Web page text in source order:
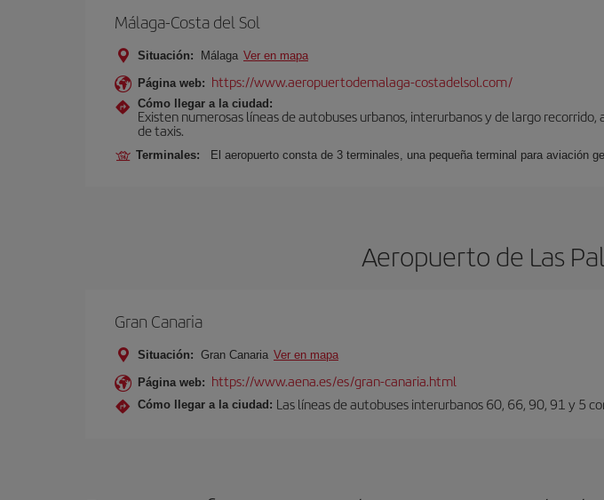
Málaga-Costa del Sol
Situación: Málaga Ver en mapa
Página web: https://www.aeropuertodemalaga-costadelsol.com/
Cómo llegar a la ciudad:
Existen numerosas líneas de autobuses urbanos, interurbanos y de largo
de taxis.
Terminales: El aeropuerto consta de 3 terminales, una pequeña terminal para aviación
Aeropuerto de Las
Gran Canaria
Situación: Gran Canaria Ver en mapa
Página web: https://www.aena.es/es/gran-canaria.html
Cómo llegar a la ciudad: Las líneas de autobuses interurbanos 60, 66, 90, 91 y 5